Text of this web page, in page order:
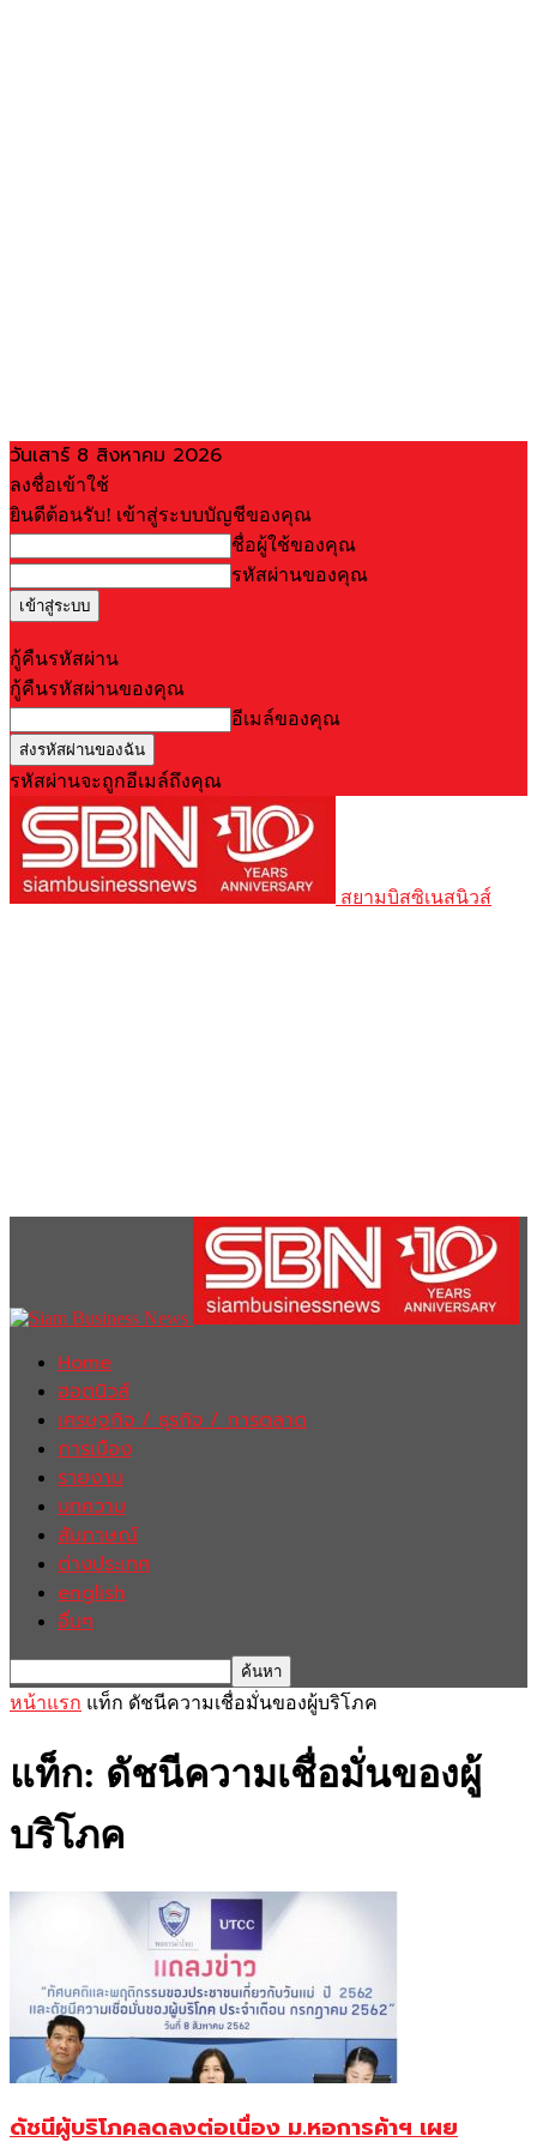
วันเสาร์ 8 สิงหาคม 2026
ลงชื่อเข้าใช้
ยินดีต้อนรับ! เข้าสู่ระบบบัญชีของคุณ
ชื่อผู้ใช้ของคุณ
รหัสผ่านของคุณ
กู้คืนรหัสผ่าน
กู้คืนรหัสผ่านของคุณ
อีเมล์ของคุณ
รหัสผ่านจะถูกอีเมล์ถึงคุณ
สยามบิสซิเนสนิวส์
Home
ฮอตนิวส์
เศรษฐกิจ / ธุรกิจ / การตลาด
การเมือง
รายงาน
บทความ
สัมภาษณ์
ต่างประเทศ
english
อื่นๆ
หน้าแรก แท็ก ดัชนีความเชื่อมั่นของผู้บริโภค
แท็ก: ดัชนีความเชื่อมั่นของผู้
บริโภค
ดัชนีผู้บริโภคลดลงต่อเนื่อง ม.หอการค้าฯ เผย